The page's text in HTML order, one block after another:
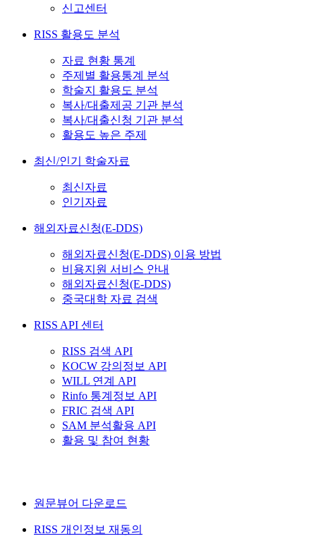
신고센터
RISS 활용도 분석
자료 현황 통계
주제별 활용통계 분석
학술지 활용도 분석
복사/대출제공 기관 분석
복사/대출신청 기관 분석
활용도 높은 주제
최신/인기 학술자료
최신자료
인기자료
해외자료신청(E-DDS)
해외자료신청(E-DDS) 이용 방법
비용지원 서비스 안내
해외자료신청(E-DDS)
중국대학 자료 검색
RISS API 센터
RISS 검색 API
KOCW 강의정보 API
WILL 연계 API
Rinfo 통계정보 API
FRIC 검색 API
SAM 분석활용 API
활용 및 참여 현황
원문뷰어 다운로드
RISS 개인정보 재동의